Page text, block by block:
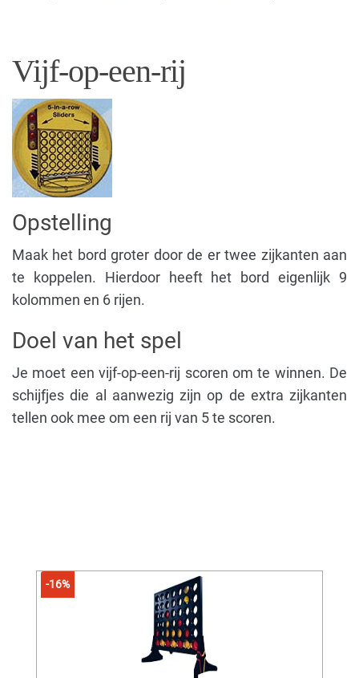
Vijf-op-een-rij
Opstelling
Maak het bord groter door de er twee zijkanten aan
te koppelen. Hierdoor heeft het bord eigenlijk 9
kolommen en 6 rijen.
Doel van het spel
Je moet een vijf-op-een-rij scoren om te winnen. De
schijfjes die al aanwezig zijn op de extra zijkanten
tellen ook mee om een rij van 5 te scoren.
-16%